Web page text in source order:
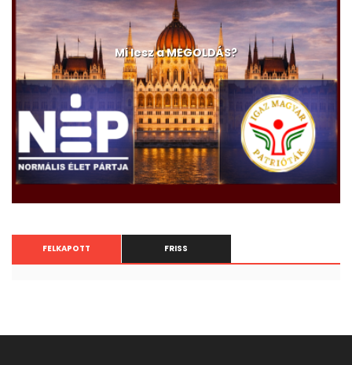
Mi lesz a MEGOLDÁS?
FELKAPOTT FRISS